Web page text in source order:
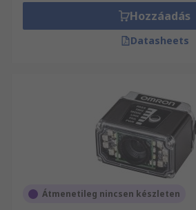
Hozzáadás
Datasheets
Átmenetileg nincsen készleten